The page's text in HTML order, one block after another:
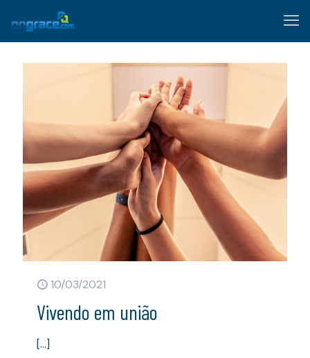
10/03/2021
Vivendo em união
[…]